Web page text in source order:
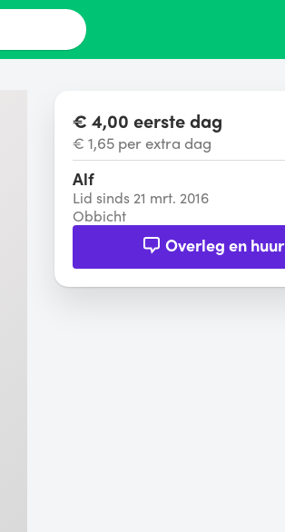
€ 4,00 eerste dag
€ 1,65 per extra dag
Alf
Lid sinds 21 mrt. 2016
Obbicht
Overleg en huur